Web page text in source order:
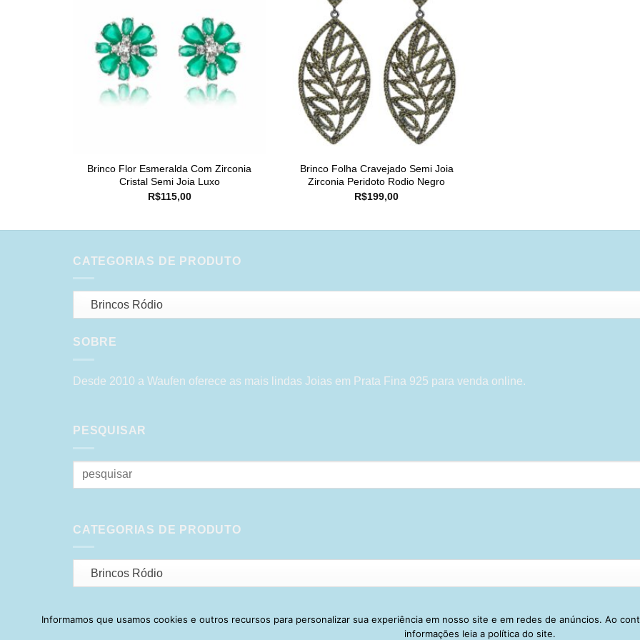
Brinco Flor Esmeralda Com Zirconia
Cristal Semi Joia Luxo
R$115,00
Brinco Folha Cravejado Semi Joia
Zirconia Peridoto Rodio Negro
R$199,00
CATEGORIAS DE PRODUTO
Brincos Ródio
SOBRE
Desde 2010 a Waufen oferece as mais lindas Joias em Prata Fina 925 para venda online.
PESQUISAR
Pesquisar
CATEGORIAS DE PRODUTO
Brincos Ródio
Visa PayPal Stripe MasterCardCash
Informamos que usamos cookies e outros recursos para personalizar sua experiência em nosso site e em redes de anúncios. Ao
informações leia a política do site.